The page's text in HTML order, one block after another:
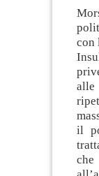
con
alle
il